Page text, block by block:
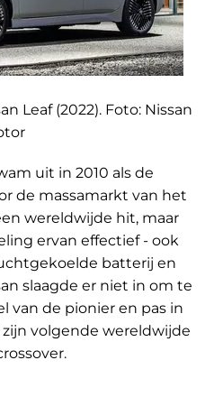
Leaf (2022). Foto: Nissan
uit in 2010 als de
de massamarkt van het
wereldwijde hit, maar
ervan effectief - ook
batterij en
slaagde er niet in om te
van de pionier en pas in
volgende wereldwijde